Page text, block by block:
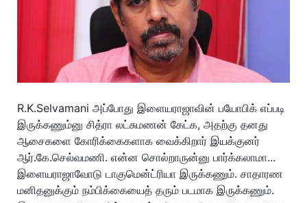
R.K.Selvamani அப்போது இளையராஜாவின் பயோபிக் எப்படி
இருக்கணும்னு சித்ரா லட்சுமணன் கேட்க, அதற்கு தனது
ஆசைகளை கோரிக்கைகளாக வைக்கிறார் இயக்குனர்
ஆர்.கே.செல்வமணி. என்ன சொல்றாருன்னு பார்க்கலாமா...
இளையராஜாவோடு டாகுமென்ட்ரியா இருக்கணும். சாதாரண
மனிதனுக்கும் நம்பிக்கையைத் தரும் படமாக இருக்கணும்.